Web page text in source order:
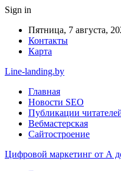
Sign in
Пятница, 7 августа,
Контакты
Карта
Line-landing.by
Главная
Новости SEO
Публикации
Вебмастерская
Сайтостроение
Цифровой маркетинг от А